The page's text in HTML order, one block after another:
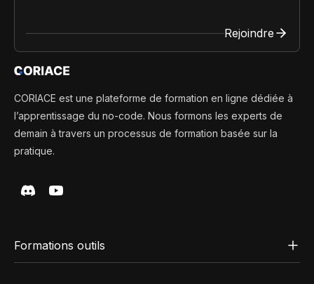
Rejoindre
CORIACE est une plateforme de formation en ligne dédiée à
l’apprentissage du no-code. Nous formons les experts de
demain à travers un processus de formation basée sur la
pratique.
Formations outils